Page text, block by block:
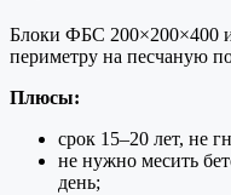
Блоки ФБС 200×200×400
периметру на песчаную
Плюсы:
срок 15–20 лет, не
не нужно месить
день;